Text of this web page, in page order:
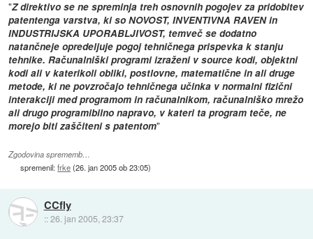
"Z direktivo se ne spreminja treh osnovnih pogojev za pridobitev
patentenga varstva, ki so NOVOST, INVENTIVNA RAVEN in
INDUSTRIJSKA UPORABLJIVOST, temveč se dodatno
natančneje opredeljuje pogoj tehničnega prispevka k stanju
tehnike. Računalniški programi izraženi v source kodi, objektni
kodi ali v katerikoli obliki, postlovne, matematične in ali druge
metode, ki ne povzročajo tehničnega učinka v normalni fizični
interakciji med programom in računalnikom, računalniško mrežo
ali drugo programibilno napravo, v kateri ta program teče, ne
morejo biti zaščiteni s patentom"
Zgodovina sprememb…
spremenil:frke(26. jan 2005 ob 23:05)
CCfly
::26. jan 2005, 23:37